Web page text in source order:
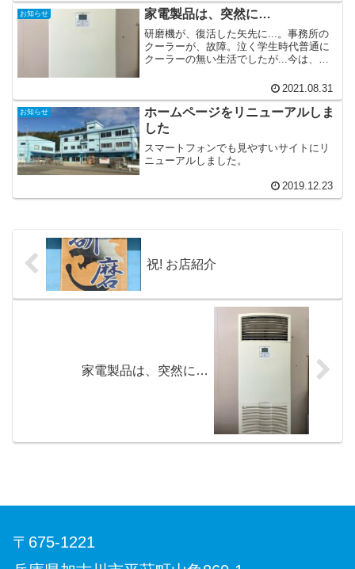
お知らせ 家電製品は、突然に…
研磨機が、復活した矢先に...。事務所の
クーラーが、故障。泣く学生時代普通に
クーラーの無い生活でしたが...今は、無
ーの有難味をかみしめてます。2021.08.31
お知らせ
ホームページをリニューアルしま
した
スマートフォンでも見やすいサイトにリ
ニューアルしました。
2019.12.23
祝! お店紹介
家電製品は、突然に…
〒675-1221